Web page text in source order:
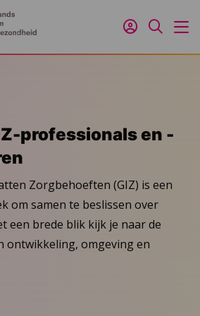
Inloggen
Zoeken
professionals en -
Zorgbehoeften (GIZ) is een
om samen te beslissen over
een brede blik kijk je naar de
ontwikkeling, omgeving en